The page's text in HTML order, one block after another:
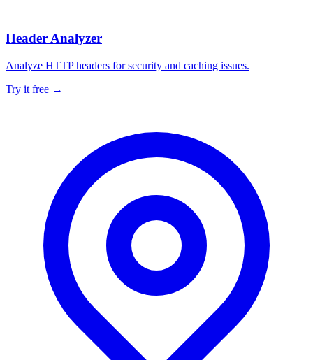
Header Analyzer
Analyze HTTP headers for security and caching issues.
Try it free →